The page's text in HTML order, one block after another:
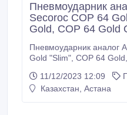
Пневмоударник
Secoroc COP 64
Gold, COP 64 Gold
Пневмоударник аналог
Gold "Slim", COP 64 Gold, COP 64 Gold QM
Состояние: новые Технические характеристики:
Каталожный номер:
11/12/2023 12:09
Казахстан, Астана